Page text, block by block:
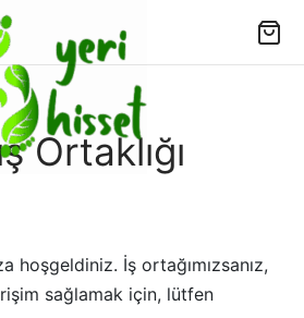
Ortaklığı
hoşgeldiniz. İş ortağımızsanız,
sağlamak için, lütfen